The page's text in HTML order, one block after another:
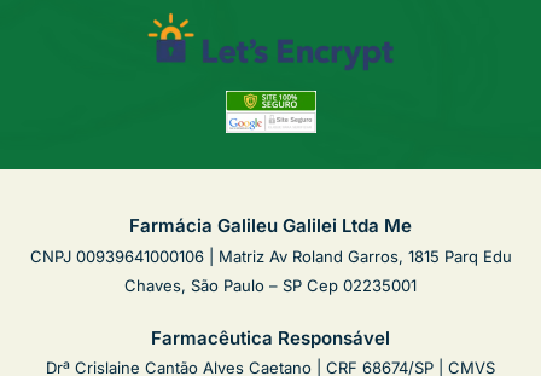
Farmácia Galileu Galilei Ltda Me
CNPJ 00939641000106 | Matriz Av Roland Garros, 1815 Parq Edu
Chaves, São Paulo – SP Cep 02235001
Farmacêutica Responsável
Drª Crislaine Cantão Alves Caetano | CRF 68674/SP | CMVS